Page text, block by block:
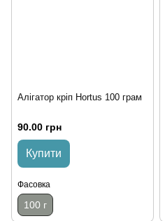
Алігатор кріп Hortus 100 грам
90.00 грн
Купити
Фасовка
100 г